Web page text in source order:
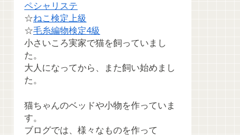
ペシャリステ
☆ねこ検定上級
☆毛糸編物検定4級
小さいころ実家で猫を飼っていまし
た。
大人になってから、また飼い始めまし
た。
猫ちゃんのベッドや小物を作っていま
す。
ブログでは、様々なものを作って